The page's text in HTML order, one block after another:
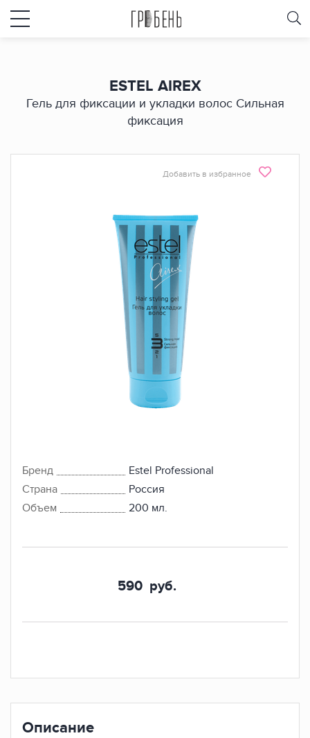
ESTEL AIREX
Гель для фиксации и укладки волос Сильная
фиксация
Бренд
Estel Professional
Страна
Россия
Объем
200 мл.
Добавить в избранное
590руб.
Описание